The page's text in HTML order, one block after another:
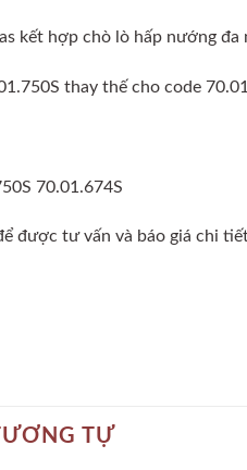
kết hợp chò lò hấp nướng
thay thế cho code
được tư vấn và báo giá chi
TỰ